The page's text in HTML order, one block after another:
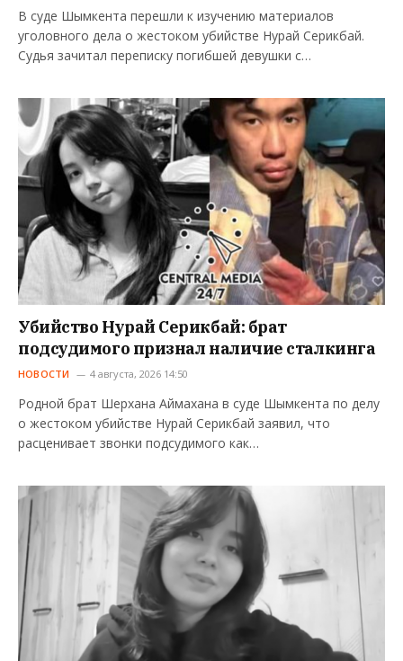
В суде Шымкента перешли к изучению материалов
уголовного дела о жестоком убийстве Нурай Серикбай.
Судья зачитал переписку погибшей девушки с…
Убийство Нурай Серикбай: брат
подсудимого признал наличие сталкинга
НОВОСТИ 4 августа, 2026 14:50
Родной брат Шерхана Аймахана в суде Шымкента по делу
о жестоком убийстве Нурай Серикбай заявил, что
расценивает звонки подсудимого как…